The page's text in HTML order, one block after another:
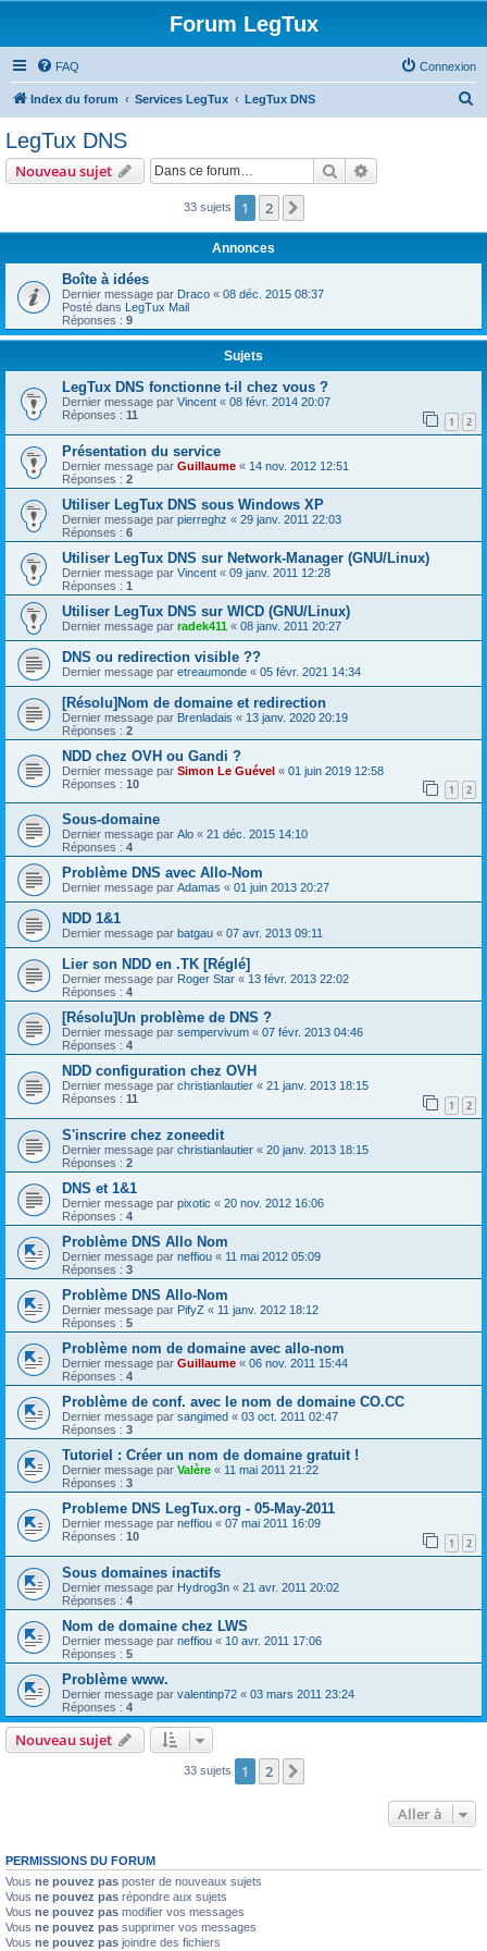
Forum LegTux
FAQ Connexion
Index du forum Services LegTux LegTux DNS
r
LegTux DNS
Nouveau sujet Rechercher
33 sujets 1 2
Annonces
Boîte à idées
Dernier message par Draco « 08 déc. 2015 08:37
Posté dans LegTux Mail
Réponses : 9
Sujets
LegTux DNS fonctionne t-il chez vous ?
Dernier message par Vincent « 08 févr. 2014 20:07
Réponses : 11 1 2
Présentation du service
Dernier message par Guillaume « 14 nov. 2012 12:51
Réponses : 2
Utiliser LegTux DNS sous Windows XP
Dernier message par pierreghz « 29 janv. 2011 22:03
Réponses : 6
Utiliser LegTux DNS sur Network-Manager (GNU/Linux)
Dernier message par Vincent « 09 janv. 2011 12:28
Réponses : 1
Utiliser LegTux DNS sur WICD (GNU/Linux)
Dernier message par radek411 « 08 janv. 2011 20:27
DNS ou redirection visible ??
Dernier message par etreaumonde « 05 févr. 2021 14:34
[Résolu]Nom de domaine et redirection
Dernier message par Brenladais « 13 janv. 2020 20:19
Réponses : 2
NDD chez OVH ou Gandi ?
Dernier message par Simon Le Guével « 01 juin 2019 12:58
Réponses : 10 1 2
Sous-domaine
Dernier message par Alo « 21 déc. 2015 14:10
Réponses : 4
Problème DNS avec Allo-Nom
Dernier message par Adamas « 01 juin 2013 20:27
NDD 1&1
Dernier message par batgau « 07 avr. 2013 09:11
Lier son NDD en .TK [Réglé]
Dernier message par Roger Star « 13 févr. 2013 22:02
Réponses : 4
[Résolu]Un problème de DNS ?
Dernier message par sempervivum « 07 févr. 2013 04:46
Réponses : 4
NDD configuration chez OVH
Dernier message par christianlautier « 21 janv. 2013 18:15
Réponses : 11 1 2
S'inscrire chez zoneedit
Dernier message par christianlautier « 20 janv. 2013 18:15
Réponses : 2
DNS et 1&1
Dernier message par pixotic « 20 nov. 2012 16:06
Réponses : 4
Problème DNS Allo Nom
Dernier message par neffiou « 11 mai 2012 05:09
Réponses : 3
Problème DNS Allo-Nom
Dernier message par PifyZ « 11 janv. 2012 18:12
Réponses : 5
Problème nom de domaine avec allo-nom
Dernier message par Guillaume « 06 nov. 2011 15:44
Réponses : 4
Problème de conf. avec le nom de domaine CO.CC
Dernier message par sangimed « 03 oct. 2011 02:47
Réponses : 3
Tutoriel : Créer un nom de domaine gratuit !
Dernier message par Valère « 11 mai 2011 21:22
Réponses : 3
Probleme DNS LegTux.org - 05-May-2011
Dernier message par neffiou « 07 mai 2011 16:09
Réponses : 10 1 2
Sous domaines inactifs
Dernier message par Hydrog3n « 21 avr. 2011 20:02
Réponses : 4
Nom de domaine chez LWS
Dernier message par neffiou « 10 avr. 2011 17:06
Réponses : 5
Problème www.
Dernier message par valentinp72 « 03 mars 2011 23:24
Réponses : 4
Nouveau sujet
33 sujets 1 2
Aller à
PERMISSIONS DU FORUM
Vous ne pouvez pas poster de nouveaux sujets
Vous ne pouvez pas répondre aux sujets
Vous ne pouvez pas modifier vos messages
Vous ne pouvez pas supprimer vos messages
Vous ne pouvez pas joindre des fichiers